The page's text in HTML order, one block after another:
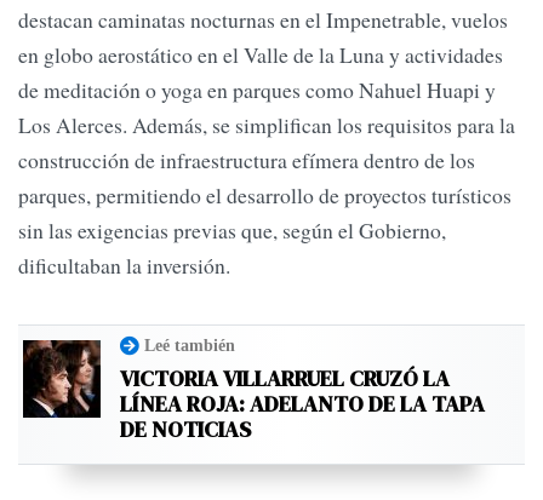
destacan caminatas nocturnas en el Impenetrable, vuelos
en globo aerostático en el Valle de la Luna y actividades
de meditación o yoga en parques como Nahuel Huapi y
Los Alerces. Además, se simplifican los requisitos para la
construcción de infraestructura efímera dentro de los
parques, permitiendo el desarrollo de proyectos turísticos
sin las exigencias previas que, según el Gobierno,
dificultaban la inversión.
Leé también
VICTORIA VILLARRUEL CRUZÓ LA
LÍNEA ROJA: ADELANTO DE LA TAPA
DE NOTICIAS